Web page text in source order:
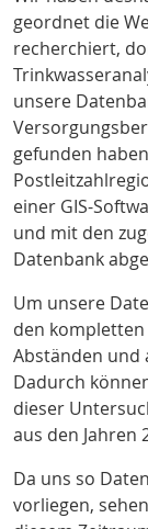
geordnet die
recherchiert,
unsere
gefunden
einer GIS-
und mit den
Datenbank
Um unsere
den
Abständen und
Dadurch
dieser
aus den Jahren
Da uns so
vorliegen,